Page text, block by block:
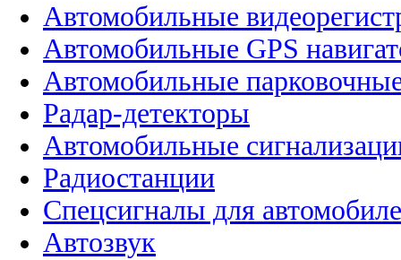
Автомобильные
Автомобильные GPS
Автомобильные
Радар-детекторы
Автомобильные
Радиостанции
Спецсигналы для
Автозвук